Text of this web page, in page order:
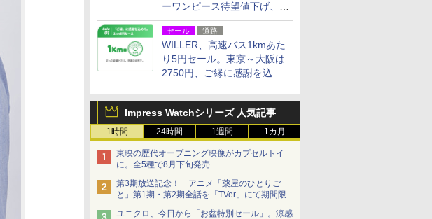
ーワンピース待望値下げ、撥
水ギアショーツは1990円に
セール 道路
WILLER、高速バス1kmあた
り5円セール。東京～大阪は
2750円、ご縁に感謝を込め
Impress Watchシリーズ 人気記事
1時間 24時間 1週間 1カ月
東映の歴代オープニング映像がカプセルトイ
に。全5種で8月下旬発売
第3期放送記念！ アニメ「薬屋のひとりご
と」第1期・第2期全話を「TVer」にて期間限定
で順次無料配信開始
ユニクロ、今日から「お盆特別セール」。涼感